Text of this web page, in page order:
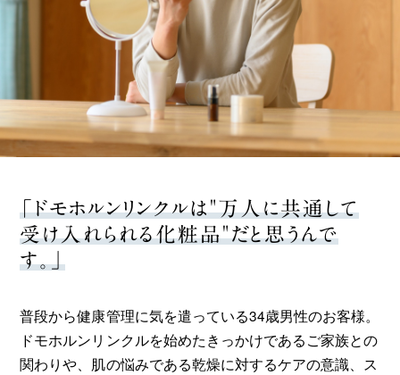
「ドモホルンリンクルは"万人に共通して
受け入れられる化粧品"だと思うんで
す。」
普段から健康管理に気を遣っている34歳男性のお客様。
ドモホルンリンクルを始めたきっかけであるご家族との
関わりや、肌の悩みである乾燥に対するケアの意識、ス